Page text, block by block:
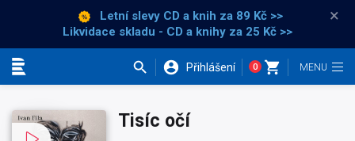
Letní slevy CD a knih za 89 Kč >>
Likvidace skladu - CD a knihy za 25 Kč >>
×
Přihlášení 0
Tisíc očí